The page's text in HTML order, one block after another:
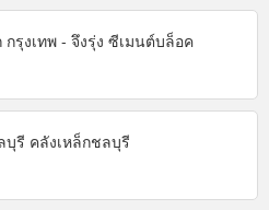
กรุงเทพ - จึงรุ่ง ซีเมนต์บล็อค
รี คลังเหล็กชลบุรี